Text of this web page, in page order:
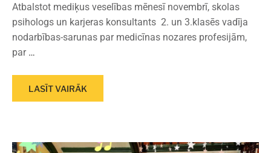
Atbalstot mediķus veselības mēnesī novembrī, skolas
psihologs un karjeras konsultants 2. un 3.klasēs vadīja
nodarbības-sarunas par medicīnas nozares profesijām,
par …
LASĪT VAIRĀK